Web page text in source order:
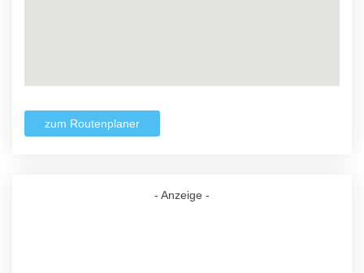
zum Routenplaner
- Anzeige -